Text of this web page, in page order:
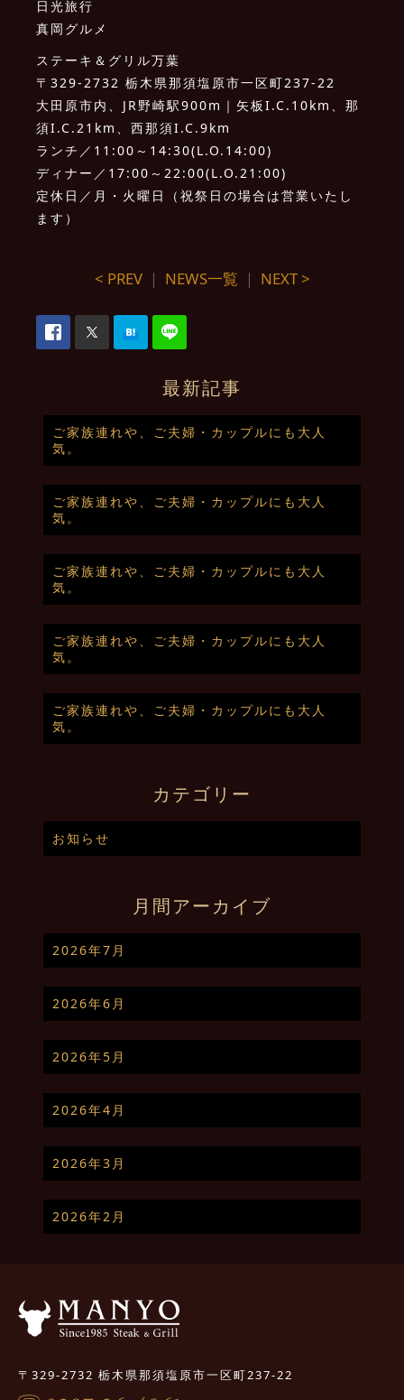
日光旅行
真岡グルメ
ステーキ＆グリル万葉
〒329-2732 栃木県那須塩原市一区町237-22
大田原市内、JR野崎駅900m｜矢板I.C.10km、那
須I.C.21km、西那須I.C.9km
ランチ／11:00～14:30(L.O.14:00)
ディナー／17:00～22:00(L.O.21:00)
定休日／月・火曜日（祝祭日の場合は営業いたし
ます）
< PREV｜ NEWS一覧 ｜ NEXT >
最新記事
ご家族連れや、ご夫婦・カップルにも大人
気。
ご家族連れや、ご夫婦・カップルにも大人
気。
ご家族連れや、ご夫婦・カップルにも大人
気。
ご家族連れや、ご夫婦・カップルにも大人
気。
ご家族連れや、ご夫婦・カップルにも大人
気。
カテゴリー
お知らせ
月間アーカイブ
2026年7月
2026年6月
2026年5月
2026年4月
2026年3月
2026年2月
〒329-2732 栃木県那須塩原市一区町237-22